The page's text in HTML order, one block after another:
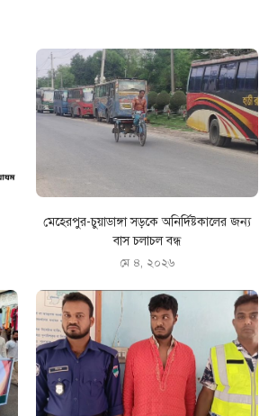
মেহেরপুর-চুয়াডাঙ্গা সড়কে অনির্দিষ্টকালের জন্য
বাস চলাচল বন্ধ
মে ৪, ২০২৬